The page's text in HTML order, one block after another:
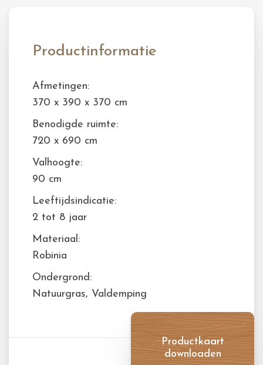
Productinformatie
Afmetingen:
370 x 390 x 370 cm
Benodigde ruimte:
720 x 690 cm
Valhoogte:
90 cm
Leeftijdsindicatie:
2 tot 8 jaar
Materiaal:
Robinia
Ondergrond:
Natuurgras, Valdemping
Productkaart
downloaden